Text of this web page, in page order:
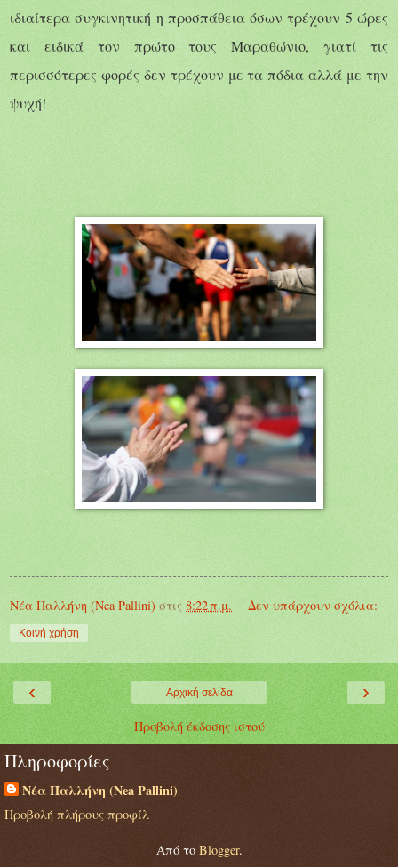
ιδιαίτερα συγκινητική η προσπάθεια όσων τρέχουν 5 ώρες
και ειδικά τον πρώτο τους Μαραθώνιο, γιατί τις
περισσότερες φορές δεν τρέχουν με τα πόδια αλλά με την
ψυχή!
Νέα Παλλήνη (Nea Pallini) στις 8:22 π.μ. Δεν υπάρχουν σχόλια:
Κοινή χρήση
‹ ›
Αρχική σελίδα
Προβολή έκδοσης ιστού
Πληροφορίες
Νέα Παλλήνη (Nea Pallini)
Προβολή πλήρους προφίλ
Από το Blogger.